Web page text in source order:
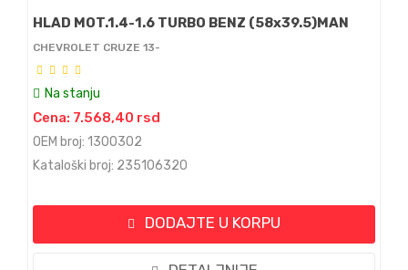
HLAD MOT.1.4-1.6 TURBO BENZ (58x39.5)MAN
CHEVROLET CRUZE 13-
Na stanju
Cena: 7.568,40 rsd
OEM broj: 1300302
Kataloški broj: 235106320
DODAJTE U KORPU